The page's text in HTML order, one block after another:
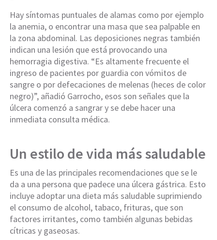
Hay síntomas puntuales de alamas como por ejemplo
la anemia, o encontrar una masa que sea palpable en
la zona abdominal. Las deposiciones negras también
indican una lesión que está provocando una
hemorragia digestiva. “Es altamente frecuente el
ingreso de pacientes por guardia con vómitos de
sangre o por defecaciones de melenas (heces de color
negro)”, añadió Garrocho, esos son señales que la
úlcera comenzó a sangrar y se debe hacer una
inmediata consulta médica.
Un estilo de vida más saludable
Es una de las principales recomendaciones que se le
da a una persona que padece una úlcera gástrica. Esto
incluye adoptar una dieta más saludable suprimiendo
el consumo de alcohol, tabaco, frituras, que son
factores irritantes, como también algunas bebidas
cítricas y gaseosas.